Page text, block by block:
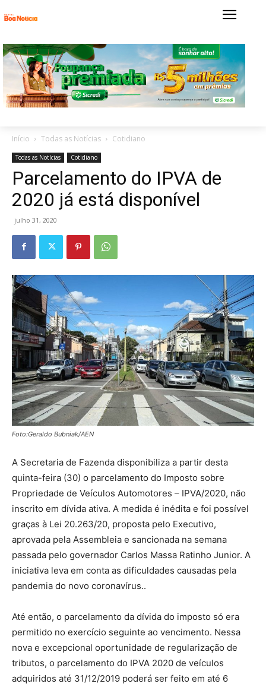
Início Todas as Notícias Cotidiano
Todas as Notícias Cotidiano
Parcelamento do IPVA de
2020 já está disponível
julho 31, 2020
Foto:Geraldo Bubniak/AEN
A Secretaria de Fazenda disponibiliza a partir desta
quinta-feira (30) o parcelamento do Imposto sobre
Propriedade de Veículos Automotores – IPVA/2020, não
inscrito em dívida ativa. A medida é inédita e foi possível
graças à Lei 20.263/20, proposta pelo Executivo,
aprovada pela Assembleia e sancionada na semana
passada pelo governador Carlos Massa Ratinho Junior. A
iniciativa leva em conta as dificuldades causadas pela
pandemia do novo coronavírus..
Até então, o parcelamento da dívida do imposto só era
permitido no exercício seguinte ao vencimento. Nessa
nova e excepcional oportunidade de regularização de
tributos, o parcelamento do IPVA 2020 de veículos
adquiridos até 31/12/2019 poderá ser feito em até 6